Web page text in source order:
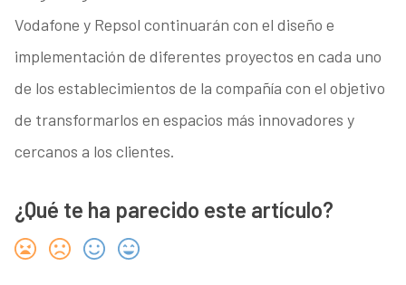
Vodafone y Repsol continuarán con el diseño e
implementación de diferentes proyectos en cada uno
de los establecimientos de la compañía con el objetivo
de transformarlos en espacios más innovadores y
cercanos a los clientes.
¿Qué te ha parecido este artículo?